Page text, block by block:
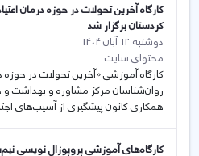
کارگاه آخرین تحولات در حوزه درمان
کردستان برگزار شد
دوشنبه 12 آبان 1404
محتوای سایت
کارگاه آموزشی «آخرین تحولات در حوزه
روان‌شناسان مرکز مشاوره و بهداشت و
همکاری کانون پیشگیری از آسیب‌های